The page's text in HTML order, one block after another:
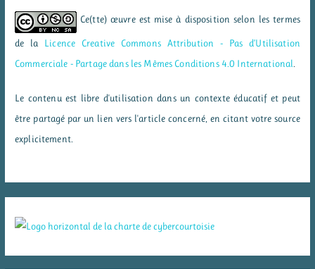
Ce(tte) œuvre est mise à disposition selon les termes
de la Licence Creative Commons Attribution - Pas d’Utilisation
Commerciale - Partage dans les Mêmes Conditions 4.0 International
Le contenu est libre d'utilisation dans un contexte éducatif et peut
être partagé par un lien vers l'article concerné, en citant votre source
explicitement.